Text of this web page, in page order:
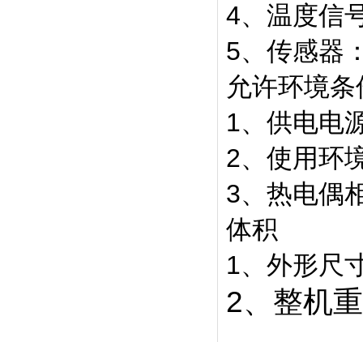
4、温度信
5、传感器
允许环境条
1、供电电
2、使用环
3、热电偶
体积
1、外形尺
2、整机